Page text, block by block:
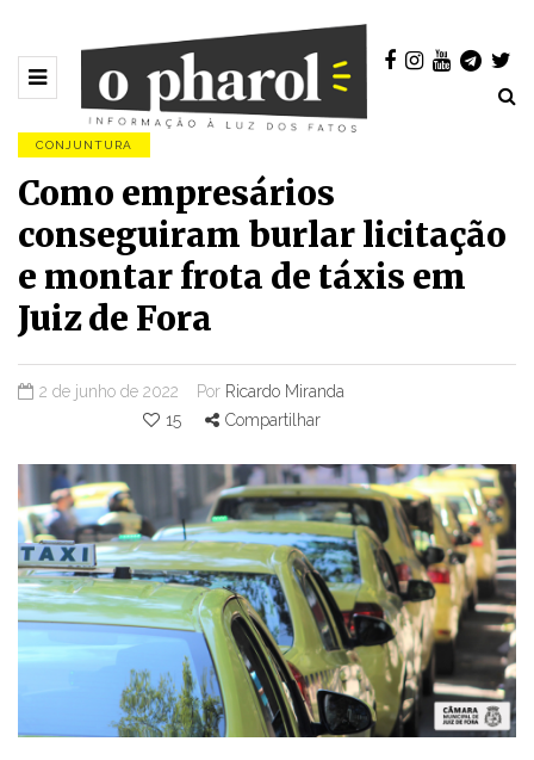
CONJUNTURA
Como empresários
conseguiram burlar licitação
e montar frota de táxis em
Juiz de Fora
2 de junho de 2022 Por Ricardo Miranda
15
Compartilhar